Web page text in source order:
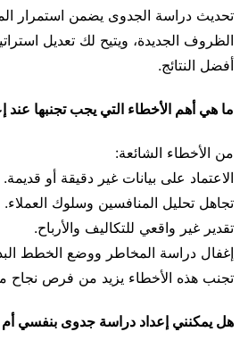
تحديث دراسة الجدوى يضمن استمرار
الظروف الجديدة، ويتيح لك تعديل
أفضل النتائج.
ما هي أهم الأخطاء التي يجب تجنبها عند
من الأخطاء الشائعة:
الاعتماد على بيانات غير دقيقة أو قديمة.
تجاهل تحليل المنافسين وسلوك العملاء.
تقدير غير واقعي للتكاليف والأرباح.
إغفال دراسة المخاطر ووضع الخطط
تجنب هذه الأخطاء يزيد من فرص
هل يمكنني إعداد دراسة جدوى بنفسي